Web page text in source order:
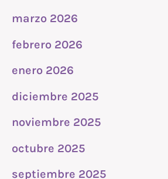
marzo 2026
febrero 2026
enero 2026
diciembre 2025
noviembre 2025
octubre 2025
septiembre 2025